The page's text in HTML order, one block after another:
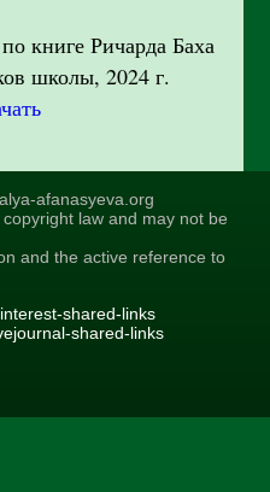
книге Ричарда Баха
школы, 2024 г.
afanasyeva.org
law and may not be
and the active reference to